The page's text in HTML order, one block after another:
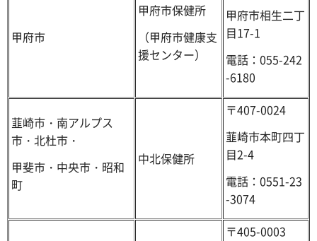
甲府市
甲府市保健所
（甲府市健康支
援センター）
甲府市相生二丁
目17-1
電話：055-242
-6180
韮崎市・南アルプス
市・北杜市・
甲斐市・中央市・昭和
町
中北保健所
〒407-0024
韮崎市本町四丁
目2-4
電話：0551-23
-3074
〒405-0003